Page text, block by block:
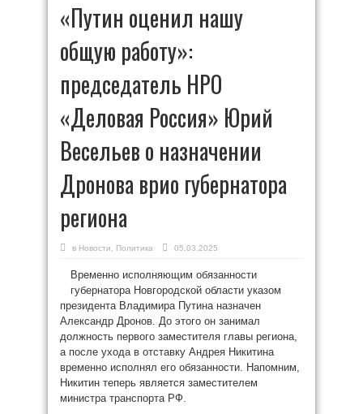
«Путин оценил нашу
общую работу»:
председатель НРО
«Деловая Россия» Юрий
Весельев о назначении
Дронова врио губернатора
региона
в Новости Политика 05.03.2025
Временно исполняющим обязанности
губернатора Новгородской области указом
президента Владимира Путина назначен
Александр Дронов. До этого он занимал
должность первого заместителя главы региона,
а после ухода в отставку Андрея Никитина
временно исполнял его обязанности. Напомним,
Никитин теперь является заместителем
министра транспорта РФ.